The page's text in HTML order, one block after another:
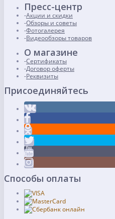
Пресс-центр
Акции и скидки
Обзоры и советы
Фотогалерея
Видеообзоры товаров
О магазине
Сертификаты
Договор оферты
Реквизиты
Присоединяйтесь
Способы оплаты